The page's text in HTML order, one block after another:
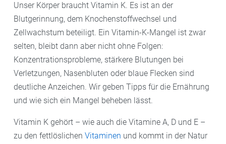
Unser Körper braucht Vitamin K. Es ist an der
Blutgerinnung, dem Knochenstoffwechsel und
Zellwachstum beteiligt. Ein Vitamin-K-Mangel ist zwar
selten, bleibt dann aber nicht ohne Folgen:
Konzentrationsprobleme, stärkere Blutungen bei
Verletzungen, Nasenbluten oder blaue Flecken sind
deutliche Anzeichen. Wir geben Tipps für die Ernährung
und wie sich ein Mangel beheben lässt.
Vitamin K gehört – wie auch die Vitamine A, D und E –
zu den fettlöslichen Vitaminen und kommt in der Natur